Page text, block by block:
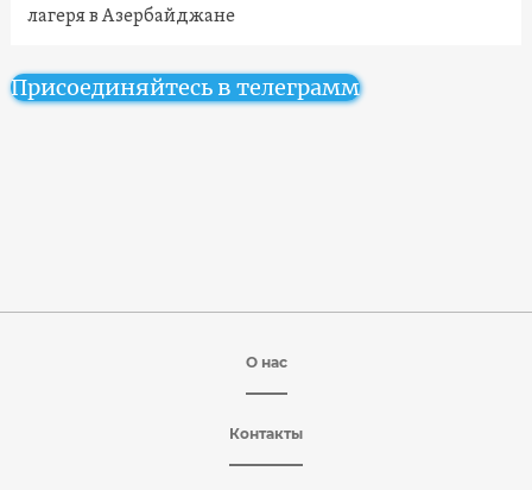
лагеря в Азербайджане
Присоединяйтесь в телеграмм
О нас
Контакты